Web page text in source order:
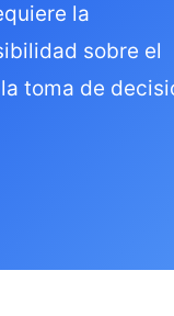
la
sobre el
toma de